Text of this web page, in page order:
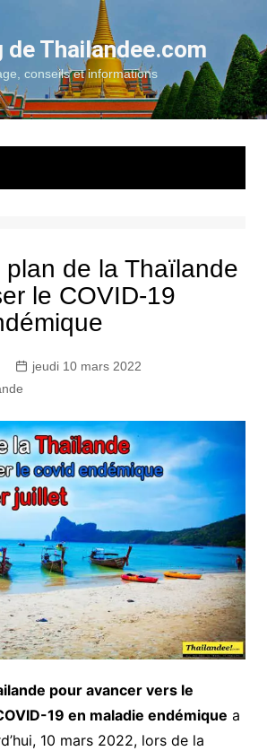
de Thailandee.com
conseils et informations
plan de la Thaïlande
le COVID-19
jeudi 10 mars 2022
pour avancer vers le
19 en maladie endémique a
10 mars 2022, lors de la